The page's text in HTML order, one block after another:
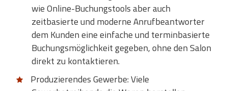
wie Online-Buchungstools aber auch
zeitbasierte und moderne Anrufbeantworter
dem Kunden eine einfache und terminbasierte
Buchungsmöglichkeit gegeben, ohne den Salon
direkt zu kontaktieren.
Produzierendes Gewerbe: Viele